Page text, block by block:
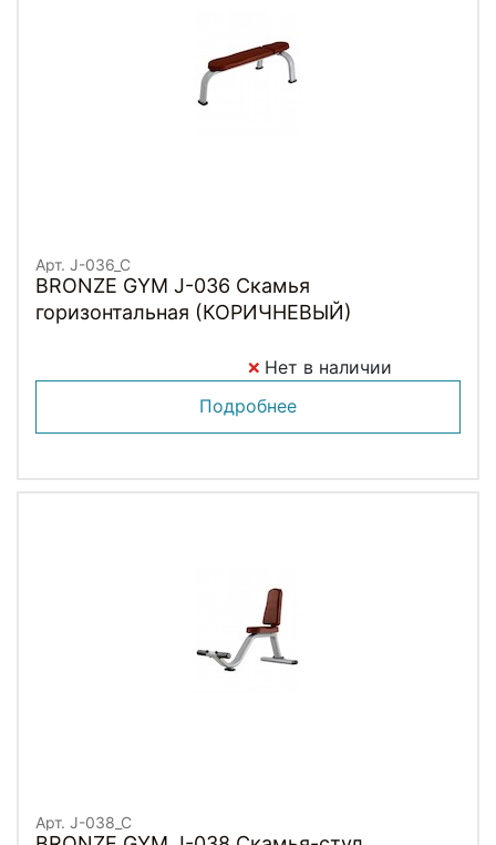
Арт. J-036_C
BRONZE GYM J-036 Скамья
горизонтальная (КОРИЧНЕВЫЙ)
Нет в наличии
Подробнее
Арт. J-038_C